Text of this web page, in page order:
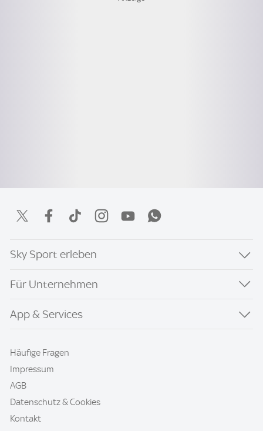
Sky Sport erleben
Für Unternehmen
App & Services
Häufige Fragen
Impressum
AGB
Datenschutz & Cookies
Kontakt